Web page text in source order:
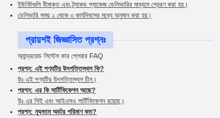
ইউনিটগুলি বীমাকৃত এবং ট্র্যাকড প্যাকেজ ডেলিভারির মাধ্যমে প্রেরণ করা হয়।
ডেলিভারি সময় ২ থেকে ৩ কার্যদিবসের মধ্যে অনুমান করা হয়।
প্রায়শই জিজ্ঞাসিত প্রশ্নঃ
অ্যান্ড্রয়েড সিস্টেম কার প্লেয়ার FAQ
প্রশ্ন: এই পণ্যটির উৎপত্তিস্থল কি?
উঃ এই পণ্যটির উৎপত্তিস্থল চীন।
প্রশ্ন: এর কি সার্টিফিকেশন আছে?
উঃ এর সিই এবং আইএসও সার্টিফিকেশন রয়েছে।
প্রশ্ন: ন্যূনতম অর্ডার পরিমাণ কত?